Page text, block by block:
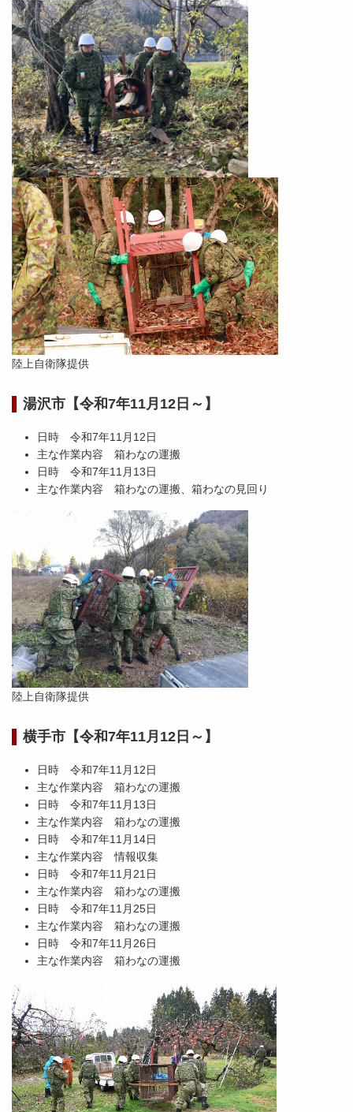
陸上自衛隊提供
湯沢市【令和7年11月12日～】
日時 令和7年11月12日
主な作業内容 箱わなの運搬
日時 令和7年11月13日
主な作業内容 箱わなの運搬、箱わなの見回り
陸上自衛隊提供
横手市【令和7年11月12日～】
日時 令和7年11月12日
主な作業内容 箱わなの運搬
日時 令和7年11月13日
主な作業内容 箱わなの運搬
日時 令和7年11月14日
主な作業内容 情報収集
日時 令和7年11月21日
主な作業内容 箱わなの運搬
日時 令和7年11月25日
主な作業内容 箱わなの運搬
日時 令和7年11月26日
主な作業内容 箱わなの運搬